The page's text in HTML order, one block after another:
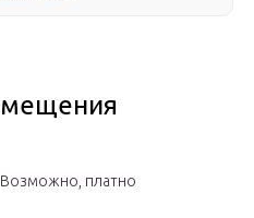
Возможно, платно